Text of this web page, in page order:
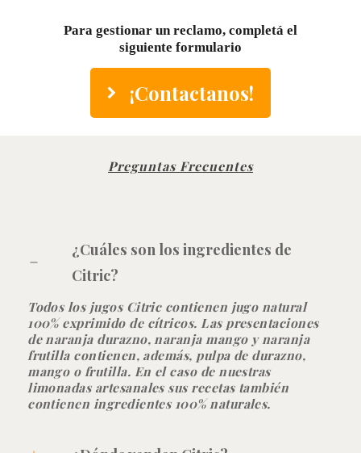
Para gestionar un reclamo, completá el
siguiente formulario
¡Contactanos!
Preguntas Frecuentes
¿Cuáles son los ingredientes de
Citric?
Todos los jugos Citric contienen jugo natural
100% exprimido de cítricos. Las presentaciones
de naranja durazno, naranja mango y naranja
frutilla contienen, además, pulpa de durazno,
mango o frutilla. En el caso de nuestras
limonadas artesanales sus recetas también
contienen ingredientes 100% naturales.